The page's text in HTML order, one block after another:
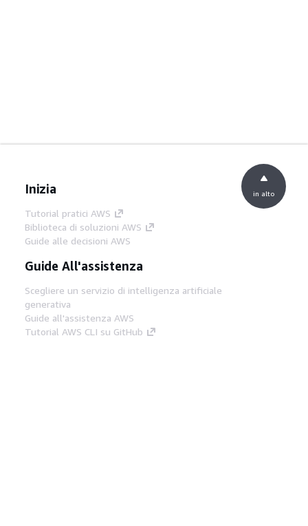
Inizia
Tutorial pratici AWS
Biblioteca di soluzioni AWS
Guide alle decisioni AWS
Guide All'assistenza
Scegliere un servizio di intelligenza artificiale
generativa
Guide all'assistenza AWS
Tutorial AWS CLI su GitHub
in alto